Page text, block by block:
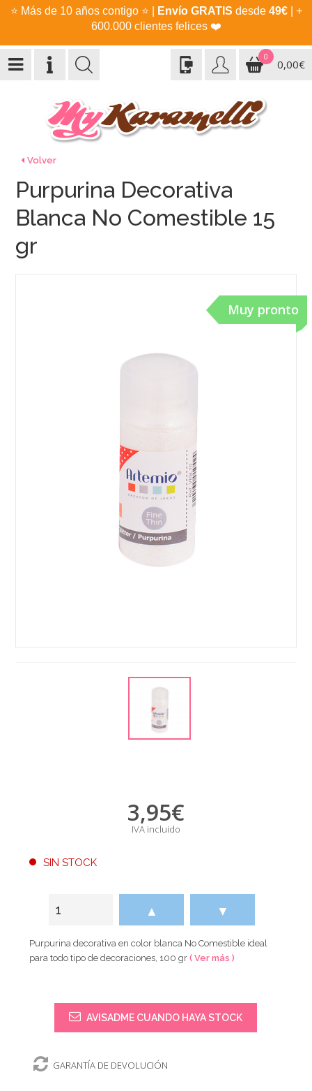
⭐ Más de 10 años contigo ⭐ Envío GRATIS desde 49€| +
600.000 clientes felices ❤️
0
0,00€
Volver
Muy pronto
Purpurina Decorativa
Blanca No Comestible 15
gr
3,95€
IVA incluido
SIN STOCK
▲ ▼
Purpurina decorativa en color blanca No Comestible ideal
para todo tipo de decoraciones, 100 gr( Ver más )
AVISADME CUANDO HAYA STOCK
GARANTÍA DE DEVOLUCIÓN